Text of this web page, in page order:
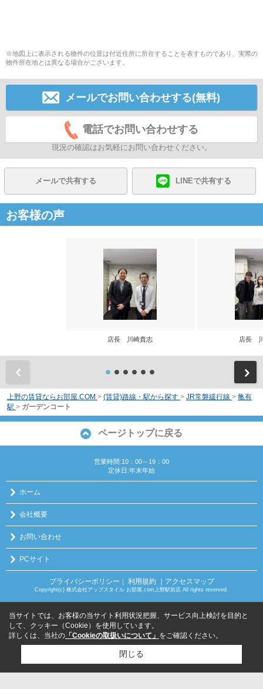
※地図上に表示される物件の位置は付近住所に所在することを表すものであり、実際の
物件所在地とは異なる場合がございます。
メールでお問い合わせする(無料)
電話でお問い合わせする
現況の確認はお気軽にお問い合わせください。
メールで共有する LINEで共有する
お客様の声
店長 川崎貴志 店長
上野の賃貸ならお部屋.COM > (賃貸)路線・駅から探す > JR常磐緩行線 > 亀有
駅 > ガーデンコート
ページトップに戻る
営業時間:10：00～19：00
定休日:年末年始
ホーム
会社概要
お問い合わせ
PCサイト
プライバシーポリシー 利用規約 ｜アクセスマップ
Copyright(c) 株式会社アップスタイル お部屋.com上野駅前店 All rights reserved.
当サイトでは、お客様の当サイト利用状況把握、サービス向上検討を目的と
して、クッキー（Cookie）を使用しています。
詳しくは、当社の 「Cookieの取扱いについて」 をご確認ください。
閉じる